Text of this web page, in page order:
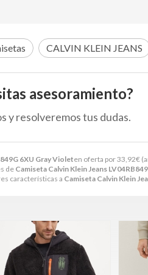
6XU Gray Violeten oferta por33,92€
deCamiseta Calvin Klein Jeans
características a Camiseta Calvin Klein
CALVIN KLEIN JEANS
asesoramiento?
y resolveremos tus dudas.